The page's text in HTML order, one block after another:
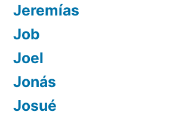
Jeremías
Job
Joel
Jonás
Josué